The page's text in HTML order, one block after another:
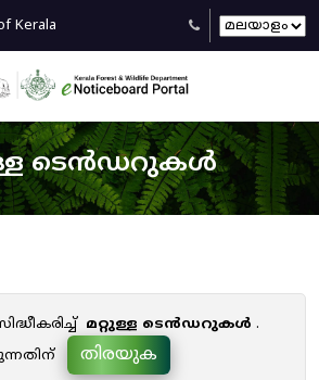
Kerala
ടെൻഡറുകൾ
മറ്റുള്ള ടെൻഡറുകൾ .
തിരയുക